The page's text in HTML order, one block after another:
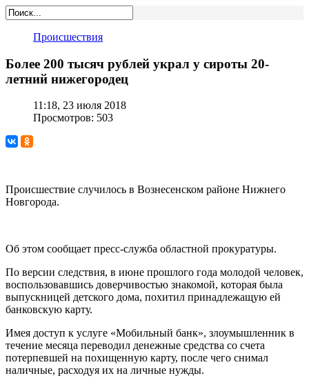
Происшествия
Более 200 тысяч рублей украл у сироты 20-
летний нижегородец
11:18, 23 июля 2018
Просмотров: 503
Происшествие случилось в Вознесенском районе Нижнего
Новгорода.
Об этом сообщает пресс-служба областной прокуратуры.
По версии следствия, в июне прошлого года молодой человек,
воспользовавшись доверчивостью знакомой, которая была
выпускницей детского дома, похитил принадлежащую ей
банковскую карту.
Имея доступ к услуге «Мобильный банк», злоумышленник в
течение месяца переводил денежные средства со счета
потерпевшей на похищенную карту, после чего снимал
наличные, расходуя их на личные нужды.